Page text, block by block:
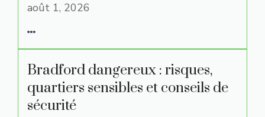
août 1, 2026
Bradford dangereux : risques,
quartiers sensibles et conseils de
sécurité